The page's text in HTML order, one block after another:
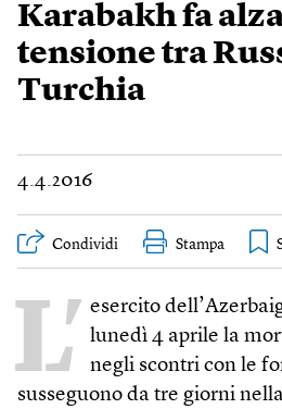
Karabakh fa
tensione tra
Turchia
4.4.2016
Condividi Stampa
L’ esercito
lunedì 4 aprile la
negli scontri con le
susseguono da tre giorni